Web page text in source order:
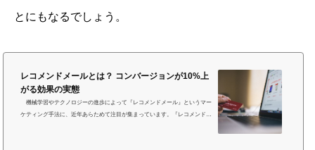
とにもなるでしょう。
レコメンドメールとは？ コンバージョンが10%上
がる効果の実態
機械学習やテクノロジーの進歩によって『レコメンドメール』というマー
ケティング手法に、近年あらためて注目が集まっています。『レコメンドメ